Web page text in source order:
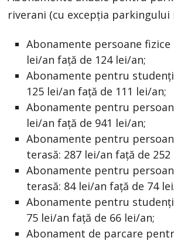
riverani (cu excepția parkingului
Abonamente persoane fizice
lei/an față de 124 lei/an;
Abonamente pentru
125 lei/an față de 111 lei/an;
Abonamente pentru
lei/an față de 941 lei/an;
Abonamente pentru
terasă: 287 lei/an față de 252
Abonamente pentru
terasă: 84 lei/an față de 74
Abonamente pentru
75 lei/an față de 66 lei/an;
Abonament de parcare